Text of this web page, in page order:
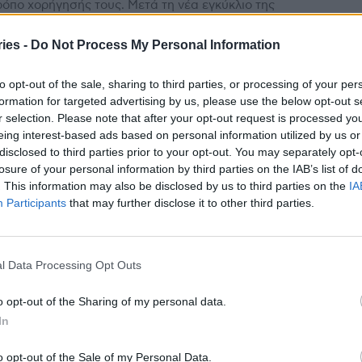
- Do Not Process My Personal Information
opt-out of the sale, sharing to third parties, or processing of your
for targeted advertising by us, please use the below opt-out
selection. Please note that after your opt-out request is processed
interest-based ads based on personal information utilized by us
to third parties prior to your opt-out. You may separately
of your personal information by third parties on the IAB’s list of
This information may also be disclosed by us to third parties on the
Participants that may further disclose it to other third parties.
Data Processing Opt Outs
opt-out of the Sharing of my personal data.
opt-out of the Sale of my Personal Data.
χορήγησής τους. Μετά τη νέα εγκύκλιο της
του Υπ. Υγείας προς Δ.
και φαρμακοποιούς
- 29 Σεπτεμβρίου 2023
με τα αντιγριπικά εμβόλια ενώ έντονες είναι οι
που έχει προκαλέσει η σχετική εγκύκλιος του
Υγείας και το ποιοι και πότε...
για τους άνω των 65 ετών
εμβόλια θα κυκλοφορήσουν φέτος, όπως
σε εγκύκλιο με θέμα «Οδηγίες για την Εποχική
υπουργού...